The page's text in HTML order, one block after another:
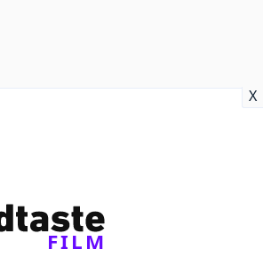
X
FILM